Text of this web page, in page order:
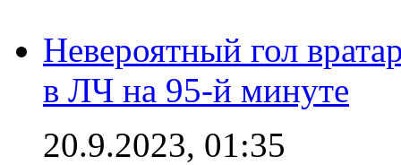
Невероятный гол
в ЛЧ на 95-й минуте
20.9.2023, 01:35